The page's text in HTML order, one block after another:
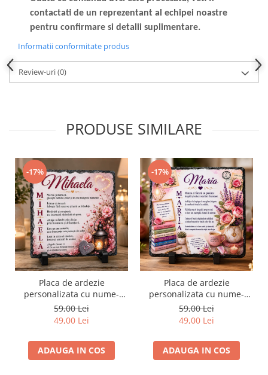
contactati de un reprezentant al echipei noastre
pentru confirmare si detalii suplimentare.
Informatii conformitate produs
Review-uri(0)
PRODUSE SIMILARE
-17%
Placa de ardezie
personalizata cu nume-
Mihaela
59,00 Lei
49,00 Lei
ADAUGA IN COS
-17%
Placa de ardezie
personalizata cu nume-
Maria
59,00 Lei
49,00 Lei
ADAUGA IN COS